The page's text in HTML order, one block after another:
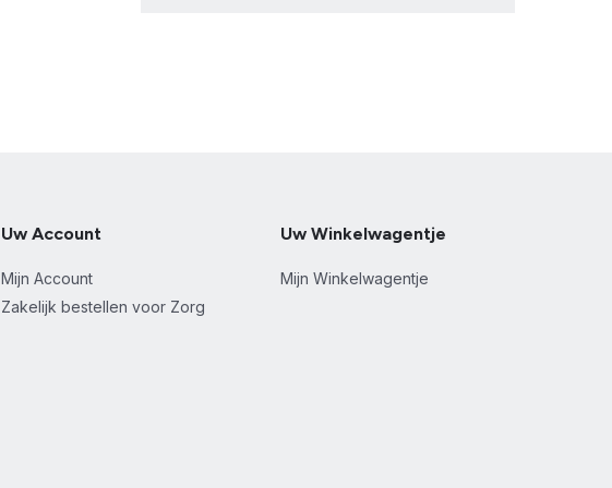
Uw Account
Mijn Account
Zakelijk bestellen voor Zorg
Uw Winkelwagentje
Mijn Winkelwagentje